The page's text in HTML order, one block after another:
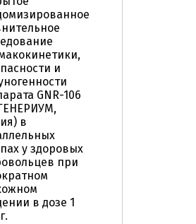
и
GNR-106
в
у здоровых
при
в дозе 1